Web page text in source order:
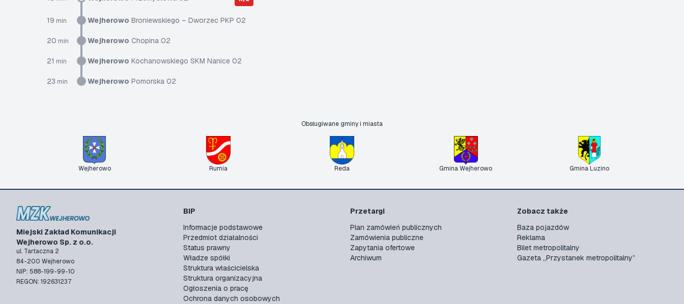
19 min Wejherowo Broniewskiego – Dworzec PKP 02
20 min Wejherowo Chopina 02
21 min Wejherowo Kochanowskiego SKM Nanice 02
23 min Wejherowo Pomorska 02
Obsługiwane gminy i miasta
Wejherowo Rumia Reda Gmina Wejherowo Gmina Luzino
Miejski Zakład Komunikacji
Wejherowo Sp. z o.o.
ul. Tartaczna 2
84-200 Wejherowo
NIP: 588-199-99-10
REGON: 192631237
BIP
Informacje podstawowe
Przedmiot działalności
Status prawny
Władze spółki
Struktura właścicielska
Struktura organizacyjna
Ogłoszenia o pracę
Ochrona danych osobowych
Przetargi
Plan zamówień publicznych
Zamówienia publiczne
Zapytania ofertowe
Archiwum
Zobacz także
Baza pojazdów
Reklama
Bilet metropolitalny
Gazeta „Przystanek metropolitalny”